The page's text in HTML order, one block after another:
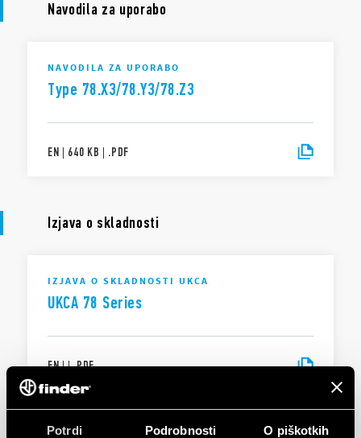
Potrdi Podrobnosti O piškotkih
Navodila za uporabo
NAVODILA ZA UPORABO
Type 78.X3/78.Y3/78.Z3
EN | 640 KB | .PDF
Izjava o skladnosti
IZJAVA O SKLADNOSTI UKCA
UKCA 78 Series
EN|| .PDF
IZJAVA O SKLADNOSTI